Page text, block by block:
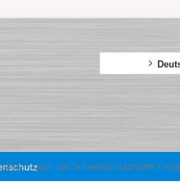
und Schweisszusatzstoffe >